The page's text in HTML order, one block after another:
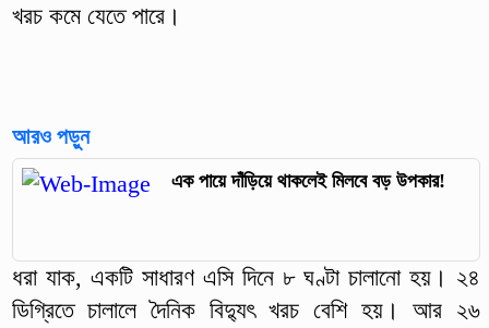
খরচ কমে যেতে পারে।
আরও পড়ুন
এক পায়ে দাঁড়িয়ে থাকলেই মিলবে বড় উপকার!
ধরা যাক, একটি সাধারণ এসি দিনে ৮ ঘণ্টা চালানো হয়। ২৪
ডিগ্রিতে চালালে দৈনিক বিদ্যুৎ খরচ বেশি হয়। আর ২৬